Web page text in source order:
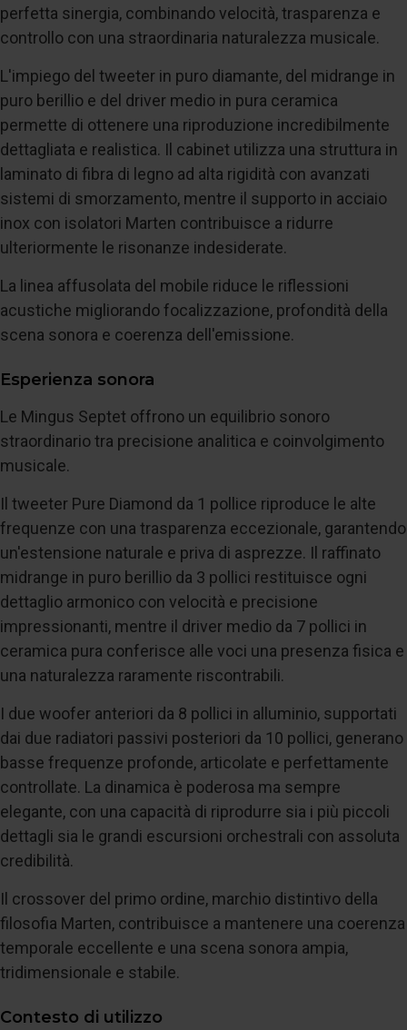
perfetta sinergia, combinando velocità, trasparenza e
controllo con una straordinaria naturalezza musicale.
L'impiego del tweeter in puro diamante, del midrange in
puro berillio e del driver medio in pura ceramica
permette di ottenere una riproduzione incredibilmente
dettagliata e realistica. Il cabinet utilizza una struttura in
laminato di fibra di legno ad alta rigidità con avanzati
sistemi di smorzamento, mentre il supporto in acciaio
inox con isolatori Marten contribuisce a ridurre
ulteriormente le risonanze indesiderate.
La linea affusolata del mobile riduce le riflessioni
acustiche migliorando focalizzazione, profondità della
scena sonora e coerenza dell'emissione.
Esperienza sonora
Le Mingus Septet offrono un equilibrio sonoro
straordinario tra precisione analitica e coinvolgimento
musicale.
Il tweeter Pure Diamond da 1 pollice riproduce le alte
frequenze con una trasparenza eccezionale, garantendo
un'estensione naturale e priva di asprezze. Il raffinato
midrange in puro berillio da 3 pollici restituisce ogni
dettaglio armonico con velocità e precisione
impressionanti, mentre il driver medio da 7 pollici in
ceramica pura conferisce alle voci una presenza fisica e
una naturalezza raramente riscontrabili.
I due woofer anteriori da 8 pollici in alluminio, supportati
dai due radiatori passivi posteriori da 10 pollici, generano
basse frequenze profonde, articolate e perfettamente
controllate. La dinamica è poderosa ma sempre
elegante, con una capacità di riprodurre sia i più piccoli
dettagli sia le grandi escursioni orchestrali con assoluta
credibilità.
Il crossover del primo ordine, marchio distintivo della
filosofia Marten, contribuisce a mantenere una coerenza
temporale eccellente e una scena sonora ampia,
tridimensionale e stabile.
Contesto di utilizzo